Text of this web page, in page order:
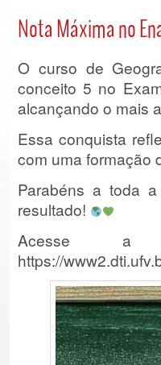
Nota Máxima no
O curso de
conceito 5 no
alcançando o mais
Essa conquista
com uma formação
Parabéns a toda
resultado!
Acesse
https://